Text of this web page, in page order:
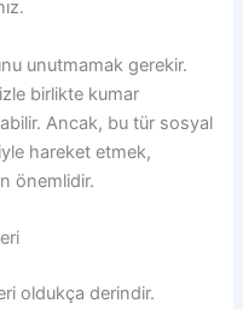
unutmamak gerekir.
birlikte kumar
Ancak, bu tür sosyal
hareket etmek,
önemlidir.
oldukça derindir.